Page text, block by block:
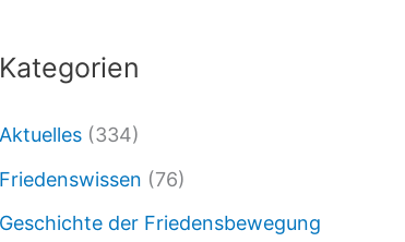
N
a
Kategorien
Aktuelles (334)
Friedenswissen (76)
Geschichte der Friedensbewegung